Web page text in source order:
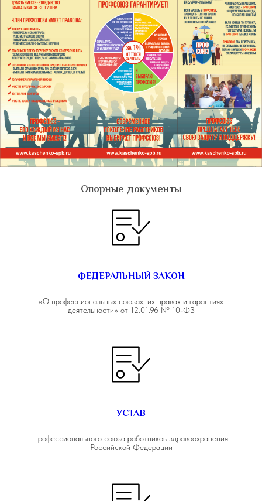
Опорные документы
ФЕДЕРАЛЬНЫЙ ЗАКОН
«О профессиональных союзах, их правах и гарантиях
деятельности» от 12.01.96 № 10-ФЗ
УСТАВ
профессионального союза работников здравоохранения
Российской Федерации